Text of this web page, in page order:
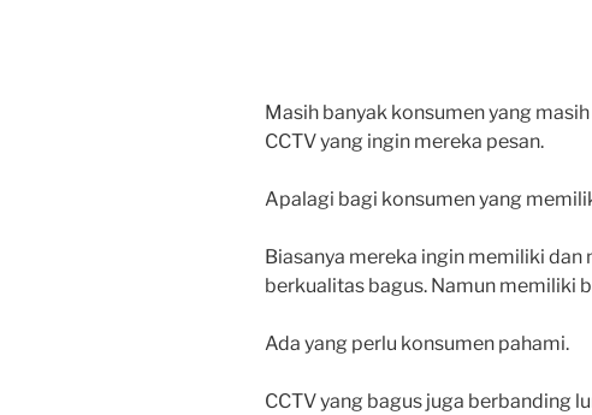
Masih banyak konsumen yang
CCTV yang ingin mereka pesan.
Apalagi bagi konsumen yang
Biasanya mereka ingin memiliki dan
berkualitas bagus. Namun memiliki
Ada yang perlu konsumen pahami.
CCTV yang bagus juga berbanding